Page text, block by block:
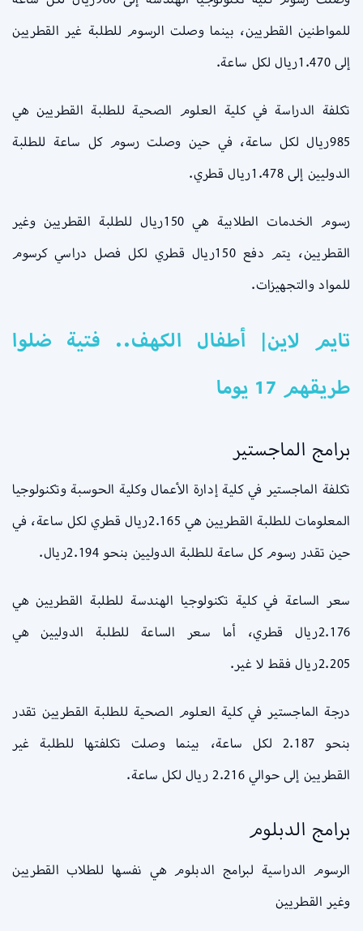
للمواطنين القطريين، بينما وصلت الرسوم للطلبة غير القطريين
إلى 1.470ريال لكل ساعة.
تكلفة الدراسة في كلية العلوم الصحية للطلبة القطريين هي
985ريال لكل ساعة، في حين وصلت رسوم كل ساعة للطلبة
الدوليين إلى 1.478ريال قطري.
رسوم الخدمات الطلابية هي 150ريال للطلبة القطريين وغير
القطريين، يتم دفع 150ريال قطري لكل فصل دراسي كرسوم
للمواد والتجهيزات.
تايم لاين| أطفال الكهف.. فتية ضلوا
طريقهم 17 يوما
برامج الماجستير
تكلفة الماجستير في كلية إدارة الأعمال وكلية الحوسبة وتكنولوجيا
المعلومات للطلبة القطريين هي 2.165ريال قطري لكل ساعة، في
حين تقدر رسوم كل ساعة للطلبة الدوليين بنحو 2.194ريال.
سعر الساعة في كلية تكنولوجيا الهندسة للطلبة القطريين هي
2.176ريال قطري، أما سعر الساعة للطلبة الدوليين هي
2.205ريال فقط لا غير.
درجة الماجستير في كلية العلوم الصحية للطلبة القطريين تقدر
بنحو 2.187 لكل ساعة، بينما وصلت تكلفتها للطلبة غير
القطريين إلى حوالي 2.216 ريال لكل ساعة.
برامج الدبلوم
الرسوم الدراسية لبرامج الدبلوم هي نفسها للطلاب القطريين
وغير القطريين